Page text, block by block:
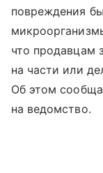
повреждения
что продавцам
на части или
Об этом
на ведомство.